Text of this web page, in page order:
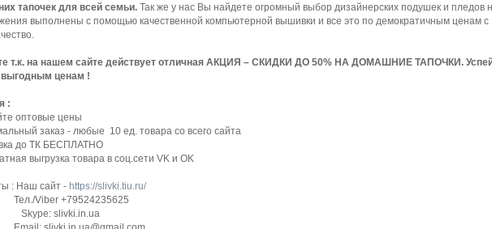
тапочек для всей семьи.Так же у нас Вы найдете огромный выбор дизайнерских подушек и пледов
выполнены с помощью качественной компьютерной вышивки и все это по демократичным ценам
т.к. на нашем сайте действует отличная АКЦИЯ – СКИДКИ ДО 50% НА ДОМАШНИЕ ТАПОЧКИ.
ценам !
:
оптовые цены
заказ - любые 10 ед. товара со всего сайта
до ТК БЕСПЛАТНО
выгрузка товара в соц.сети VK и OK
: Наш сайт - https://slivki.tiu.ru/
+79524235625
slivki.in.ua